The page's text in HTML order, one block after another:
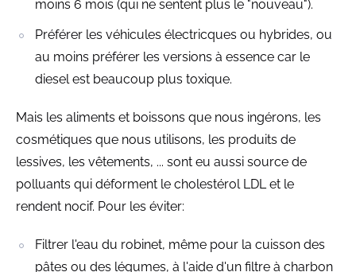
moins 6 mois (qui ne sentent plus le "nouveau").
Préférer les véhicules électricques ou hybrides, ou
au moins préférer les versions à essence car le
diesel est beaucoup plus toxique.
Mais les aliments et boissons que nous ingérons, les
cosmétiques que nous utilisons, les produits de
lessives, les vêtements, ... sont eu aussi source de
polluants qui déforment le cholestérol LDL et le
rendent nocif. Pour les éviter:
Filtrer l'eau du robinet, même pour la cuisson des
pâtes ou des légumes, à l'aide d'un filtre à charbon